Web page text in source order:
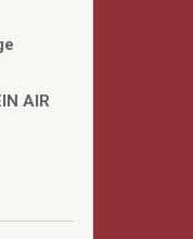
AIR